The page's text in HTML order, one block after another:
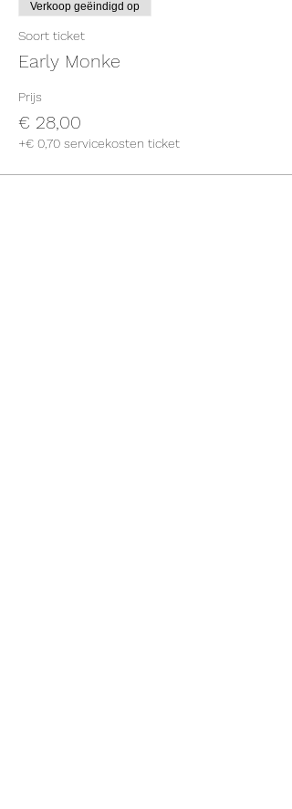
Verkoop geëindigd op
Soort ticket
Early Monke
Prijs
€ 28,00
+€ 0,70 servicekosten ticket